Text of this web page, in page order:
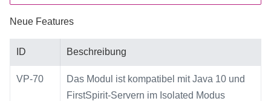
Neue Features
ID Beschreibung
VP-70
Das Modul ist kompatibel mit Java 10 und
FirstSpirit-Servern im Isolated Modus